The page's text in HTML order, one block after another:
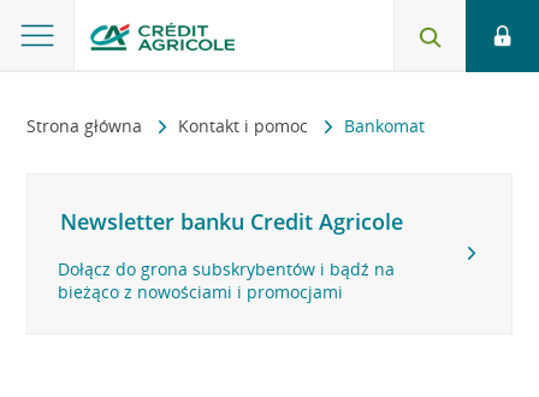
Strona główna Kontakt i pomoc Bankomat
Newsletter banku Credit Agricole
Dołącz do grona subskrybentów i bądź na
bieżąco z nowościami i promocjami